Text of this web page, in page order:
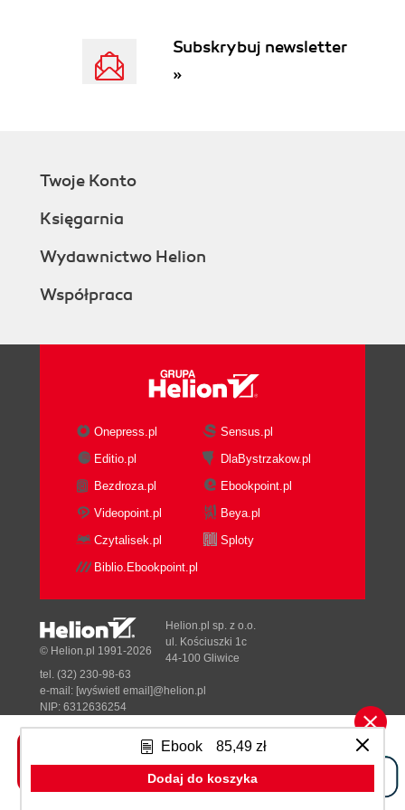
Ebook 85,49 zł
Dodaj do koszyka
Subskrybuj newsletter
»
Twoje Konto
Księgarnia
Wydawnictwo Helion
Współpraca
Onepress.pl
Sensus.pl
Editio.pl
DlaBystrzakow.pl
Bezdroza.pl
Ebookpoint.pl
Videopoint.pl
Beya.pl
Czytalisek.pl
Sploty
Biblio.Ebookpoint.pl
Tonik.pl
© Helion.pl 1991-2026
Helion.pl sp. z o.o.
ul. Kościuszki 1c
44-100 Gliwice
tel. (32) 230-98-63
e-mail: [wyświetl email]@helion.pl
NIP: 6312636254